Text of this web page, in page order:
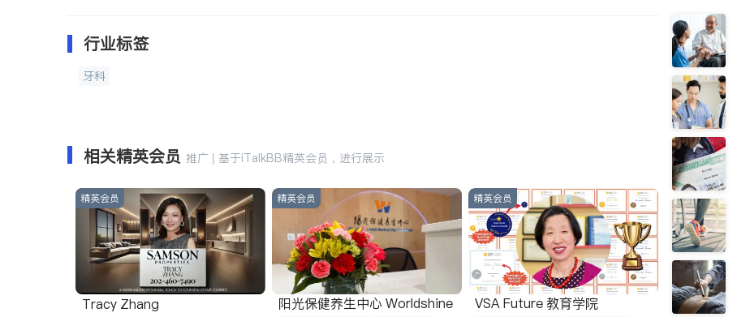
行业标签
牙科
相关精英会员 推广 | 基于iTalkBB精英会员，进行展示
精英会员
Tracy Zhang
精英会员
阳光保健养生中心 Worldshine
精英会员
VSA Future 教育学院